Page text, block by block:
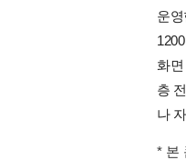
운
화
층
나
* 본